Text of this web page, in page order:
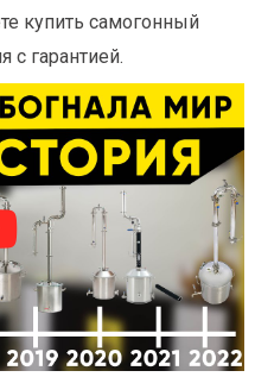
купить самогонный
с гарантией.